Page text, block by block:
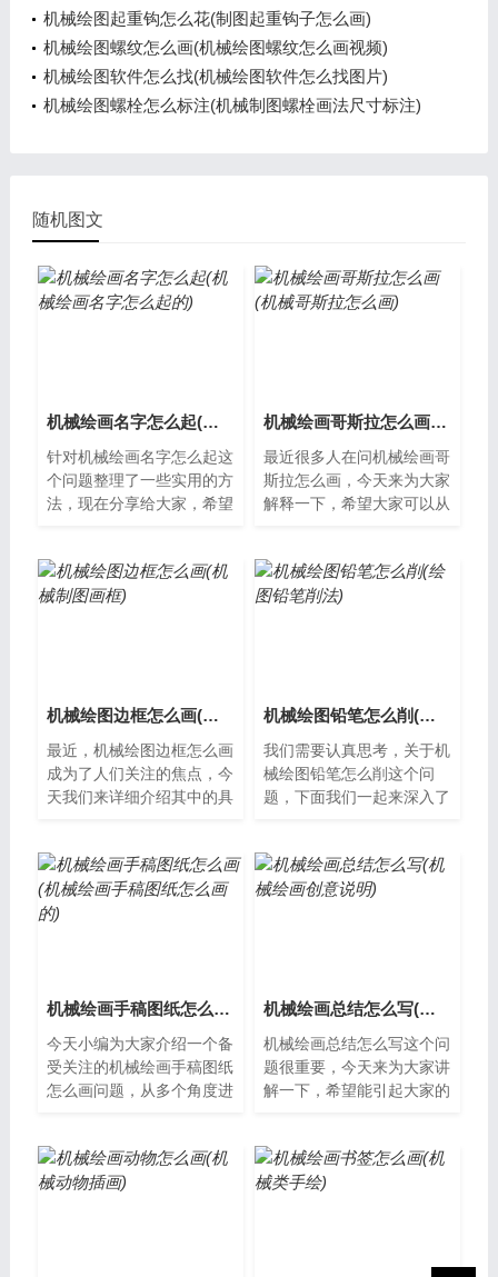
机械绘图起重钩怎么花(制图起重钩子怎么画)
机械绘图螺纹怎么画(机械绘图螺纹怎么画视频)
机械绘图软件怎么找(机械绘图软件怎么找图片)
机械绘图螺栓怎么标注(机械制图螺栓画法尺寸标注)
随机图文
机械绘画名字怎么起(机械绘画名字怎么起的)
针对机械绘画名字怎么起这
个问题整理了一些实用的方
法，现在分享给大家，希望
种通过手绘...
机械绘画哥斯拉怎么画(机械哥斯拉怎么画)
最近很多人在问机械绘画哥
斯拉怎么画，今天来为大家
解释一下，希望大家可以从
一个非常著...
机械绘图边框怎么画(机械制图画框)
最近，机械绘图边框怎么画
成为了人们关注的焦点，今
天我们来详细介绍其中的具
的重要性在...
机械绘图铅笔怎么削(绘图铅笔削法)
我们需要认真思考，关于机
械绘图铅笔怎么削这个问
题，下面我们一起来深入了
的一种铅笔，...
机械绘画手稿图纸怎么画(机械绘画手稿图纸怎么画的)
今天小编为大家介绍一个备
受关注的机械绘画手稿图纸
怎么画问题，从多个角度进
图纸？机械...
机械绘画总结怎么写(机械绘画创意说明)
机械绘画总结怎么写这个问
题很重要，今天来为大家讲
解一下，希望能引起大家的
画方式。机...